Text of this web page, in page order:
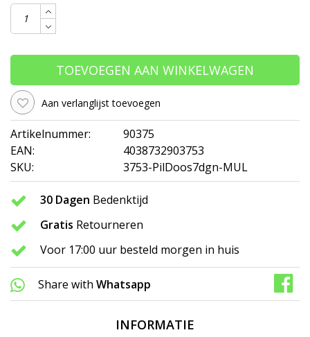
TOEVOEGEN AAN WINKELWAGEN
Aan verlanglijst toevoegen
Artikelnummer:
90375
EAN:
4038732903753
SKU:
3753-PilDoos7dgn-MUL
30 Dagen Bedenktijd
Gratis Retourneren
Voor 17:00 uur besteld morgen in huis
Share with Whatsapp
INFORMATIE